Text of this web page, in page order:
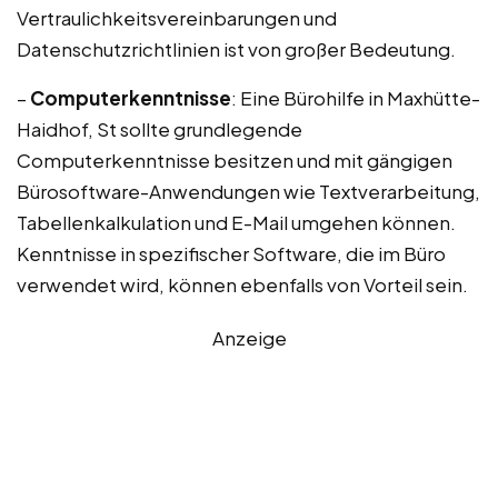
Vertraulichkeitsvereinbarungen und
Datenschutzrichtlinien ist von großer Bedeutung.
– Computerkenntnisse: Eine Bürohilfe in Maxhütte-
Haidhof, St sollte grundlegende
Computerkenntnisse besitzen und mit gängigen
Bürosoftware-Anwendungen wie Textverarbeitung,
Tabellenkalkulation und E-Mail umgehen können.
Kenntnisse in spezifischer Software, die im Büro
verwendet wird, können ebenfalls von Vorteil sein.
Anzeige